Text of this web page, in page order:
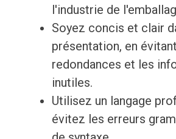
l'industrie de
Soyez concis et clair
présentation, en
redondances et les
inutiles.
Utilisez un langage
évitez les erreurs